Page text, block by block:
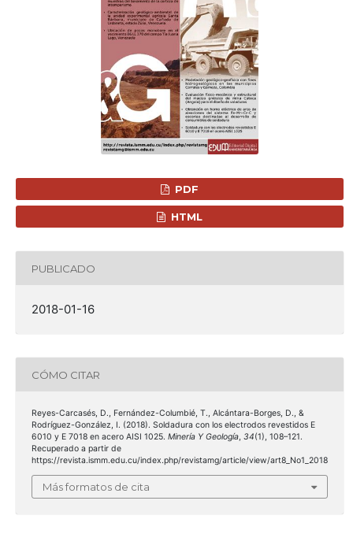
PDF
HTML
PUBLICADO
2018-01-16
CÓMO CITAR
Reyes-Carcasés, D., Fernández-Columbié, T., Alcántara-Borges, D., &
Rodríguez-González, I. (2018). Soldadura con los electrodos revestidos E
6010 y E 7018 en acero AISI 1025. Minería Y Geología, 34(1), 108–121.
Recuperado a partir de
https://revista.ismm.edu.cu/index.php/revistamg/article/view/art8_No1_2018
Más formatos de cita